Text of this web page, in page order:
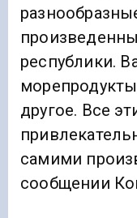
республики.
другое. Все
самими
сообщении